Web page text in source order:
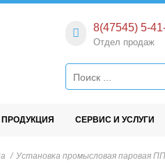
8(47545) 5-
Отдел продаж
ПРОДУКЦИЯ СЕРВИС И УСЛУГИ
/ Установка промысловая паровая